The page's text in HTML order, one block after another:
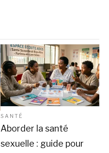
SANTÉ
Aborder la santé
sexuelle : guide pour